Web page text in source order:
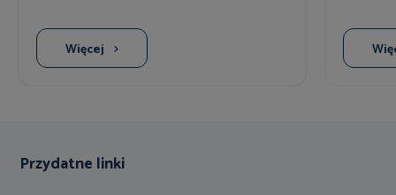
Więcej
Przydatne linki